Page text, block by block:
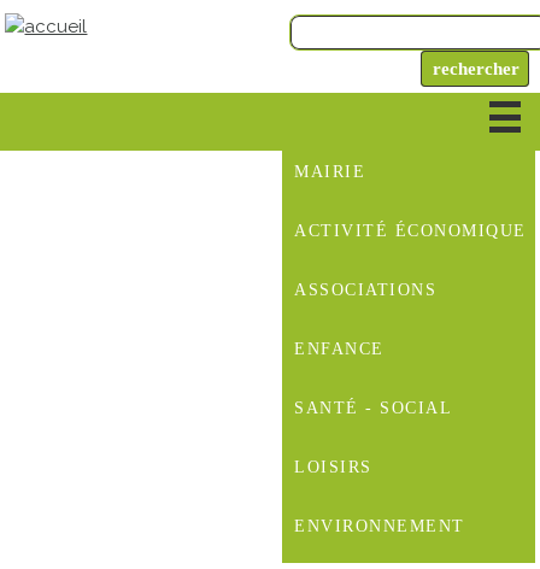
MAIRIE
ACTIVITÉ ÉCONOMIQUE
ASSOCIATIONS
ENFANCE
SANTÉ - SOCIAL
LOISIRS
ENVIRONNEMENT